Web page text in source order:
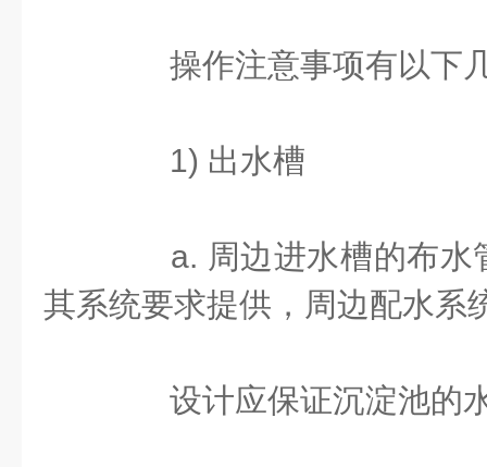
操作注意事项有以下
1) 出水槽
a. 周边进水槽的布水
其系统要求提供，周边配水系
设计应保证沉淀池的